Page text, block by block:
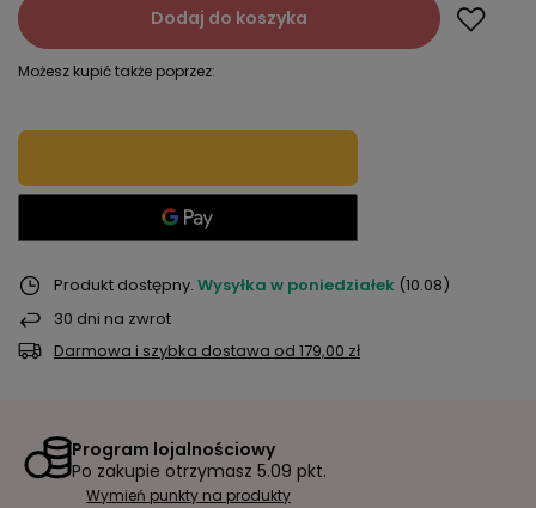
Dodaj do koszyka
Możesz kupić także poprzez:
Produkt dostępny Wysyłka w poniedziałek (10.08)
30 dni na zwrot
Darmowa i szybka dostawa od 179,00 zł
Program lojalnościowy
Po zakupie otrzymasz 5.09 pkt.
Wymień punkty na produkty